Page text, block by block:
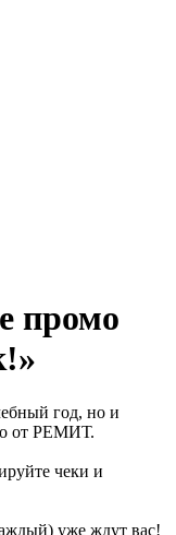
промо
год, но и
от РЕМИТ.
чеки и
уже ждут вас!